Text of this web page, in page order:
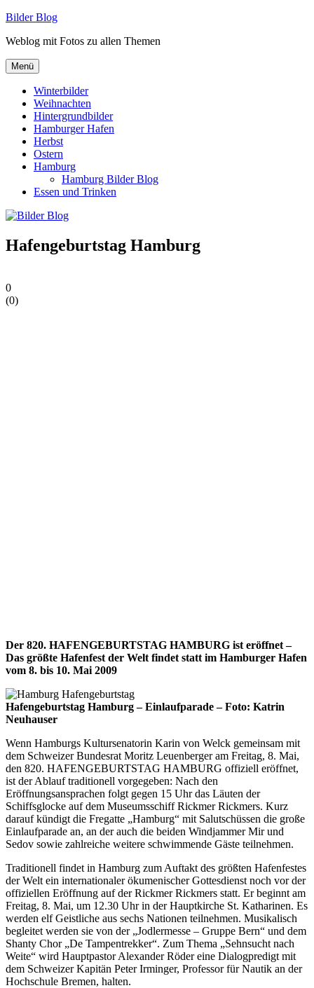
Zum
springen
Bilder Blog
Weblog mit Fotos zu allen Themen
Menü
Winterbilder
Weihnachten
Hintergrundbilder
Hamburger Hafen
Herbst
Ostern
Hamburg
Hamburg Bilder Blog
Essen und Trinken
Hafengeburtstag Hamburg
0
(0)
Der 820. HAFENGEBURTSTAG HAMBURG ist eröffnet –
Das größte Hafenfest der Welt findet statt im Hamburger Hafen
vom 8. bis 10. Mai 2009
Hafengeburtstag Hamburg – Einlaufparade – Foto: Katrin
Neuhauser
Wenn Hamburgs Kultursenatorin Karin von Welck gemeinsam mit
dem Schweizer Bundesrat Moritz Leuenberger am Freitag, 8. Mai,
den 820. HAFENGEBURTSTAG HAMBURG offiziell eröffnet,
ist der Ablauf traditionell vorgegeben: Nach den
Eröffnungsansprachen folgt gegen 15 Uhr das Läuten der
Schiffsglocke auf dem Museumsschiff Rickmer Rickmers. Kurz
darauf kündigt die Fregatte „Hamburg“ mit Salutschüssen die große
Einlaufparade an, an der auch die beiden Windjammer Mir und
Sedov sowie zahlreiche weitere schwimmende Gäste teilnehmen.
Traditionell findet in Hamburg zum Auftakt des größten Hafenfestes
der Welt ein internationaler ökumenischer Gottesdienst noch vor der
offiziellen Eröffnung auf der Rickmer Rickmers statt. Er beginnt am
Freitag, 8. Mai, um 12.30 Uhr in der Hauptkirche St. Katharinen. Es
werden elf Geistliche aus sechs Nationen teilnehmen. Musikalisch
begleitet werden sie von der „Jodlermesse – Gruppe Bern“ und dem
Shanty Chor „De Tampentrekker“. Zum Thema „Sehnsucht nach
Weite“ wird Hauptpastor Alexander Röder eine Dialogpredigt mit
dem Schweizer Kapitän Peter Irminger, Professor für Nautik an der
Hochschule Bremen, halten.